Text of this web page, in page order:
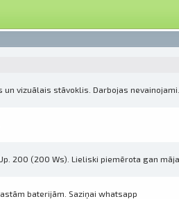
vizuālais stāvoklis. Darbojas
200 (200 Ws). Lieliski piemērota gan
baterijām. Saziņai whatsapp